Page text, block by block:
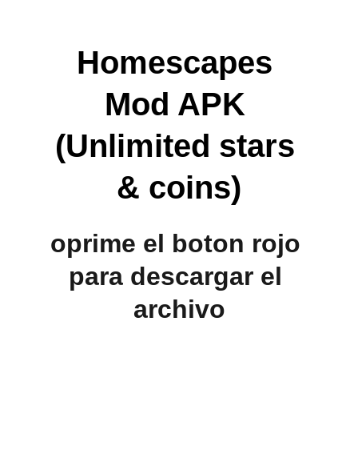
Homescapes
Mod APK
(Unlimited stars
& coins)
oprime el boton rojo
para descargar el
archivo